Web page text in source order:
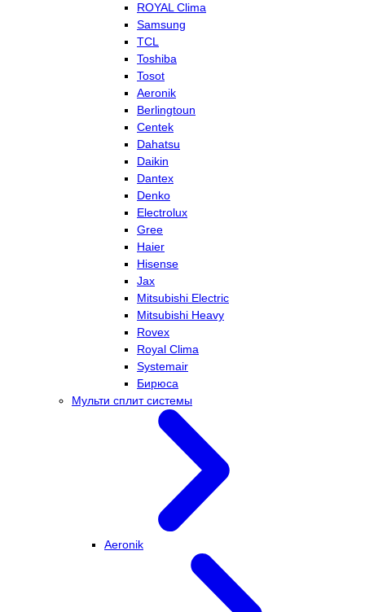
ROYAL Clima
Samsung
TCL
Toshiba
Tosot
Aeronik
Berlingtoun
Centek
Dahatsu
Daikin
Dantex
Denko
Electrolux
Gree
Haier
Hisense
Jax
Mitsubishi Electric
Mitsubishi Heavy
Rovex
Royal Clima
Systemair
Бирюса
Мульти сплит системы
Aeronik